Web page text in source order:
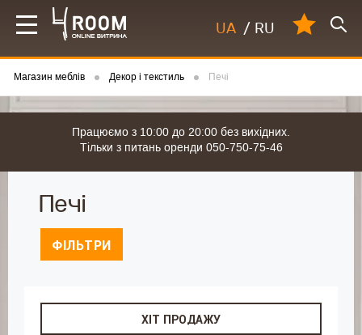
UA / RU
Магазин меблів Декор і текстиль Печі
Працюємо з 10:00 до 20:00 без вихідних.
Тільки з питань оренди 050-750-75-46
Печі
ФІЛЬТРИ
ХІТ ПРОДАЖУ